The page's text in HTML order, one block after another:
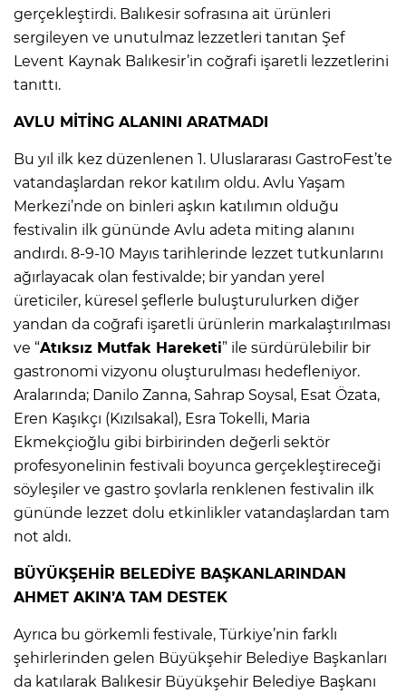
gerçekleştirdi. Balıkesir sofrasına ait ürünleri
sergileyen ve unutulmaz lezzetleri tanıtan Şef
Levent Kaynak Balıkesir’in coğrafi işaretli lezzetlerini
tanıttı.
AVLU MİTİNG ALANINI ARATMADI
Bu yıl ilk kez düzenlenen 1. Uluslararası GastroFest’te
vatandaşlardan rekor katılım oldu. Avlu Yaşam
Merkezi’nde on binleri aşkın katılımın olduğu
festivalin ilk gününde Avlu adeta miting alanını
andırdı. 8-9-10 Mayıs tarihlerinde lezzet tutkunlarını
ağırlayacak olan festivalde; bir yandan yerel
üreticiler, küresel şeflerle buluşturulurken diğer
yandan da coğrafi işaretli ürünlerin markalaştırılması
ve “Atıksız Mutfak Hareketi” ile sürdürülebilir bir
gastronomi vizyonu oluşturulması hedefleniyor.
Aralarında; Danilo Zanna, Sahrap Soysal, Esat Özata,
Eren Kaşıkçı (Kızılsakal), Esra Tokelli, Maria
Ekmekçioğlu gibi birbirinden değerli sektör
profesyonelinin festivali boyunca gerçekleştireceği
söyleşiler ve gastro şovlarla renklenen festivalin ilk
gününde lezzet dolu etkinlikler vatandaşlardan tam
not aldı.
BÜYÜKŞEHİR BELEDİYE BAŞKANLARINDAN
AHMET AKIN’A TAM DESTEK
Ayrıca bu görkemli festivale, Türkiye’nin farklı
şehirlerinden gelen Büyükşehir Belediye Başkanları
da katılarak Balıkesir Büyükşehir Belediye Başkanı